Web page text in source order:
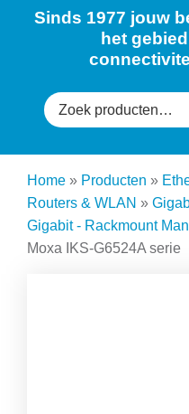
Sinds 1977 jouw
het
Zoeken
naar:
Home » Producten »
Routers & WLAN »
Gigabit - Rackmount
Moxa IKS-G6524A serie